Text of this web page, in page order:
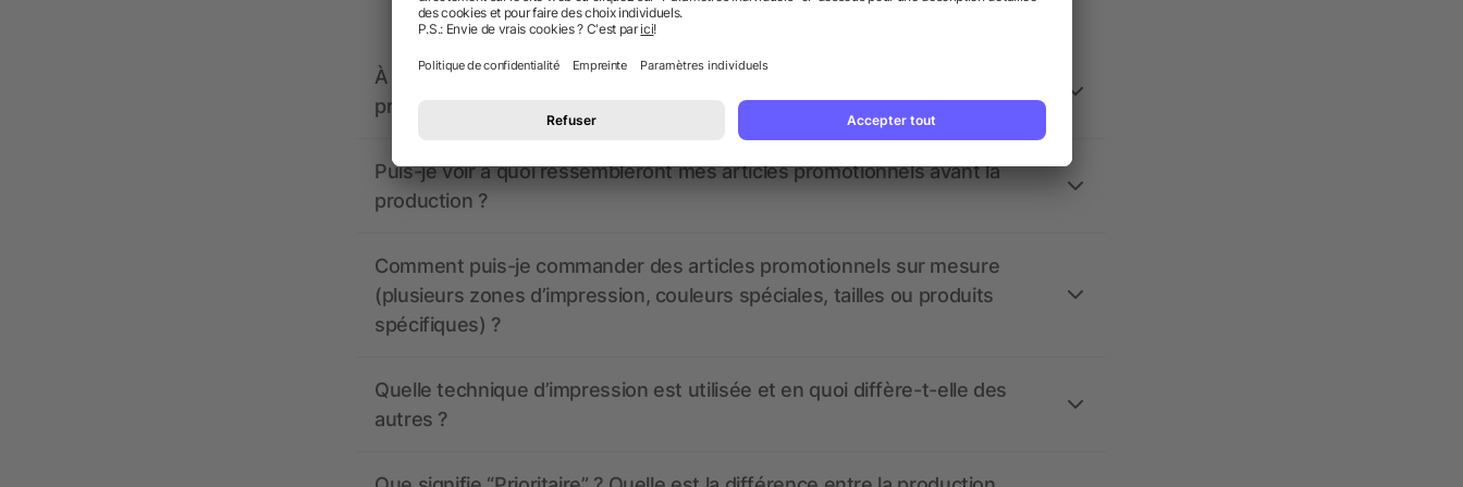
À quoi doivent ressembler les données d’impression ? allbranded
propose-t-il un service pour les créer ?
Puis-je voir à quoi ressembleront mes articles promotionnels avant la
production ?
Comment puis-je commander des articles promotionnels sur mesure
(plusieurs zones d’impression, couleurs spéciales, tailles ou produits
spécifiques) ?
Quelle technique d’impression est utilisée et en quoi diffère-t-elle des
autres ?